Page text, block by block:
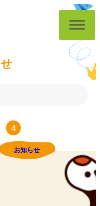
せ
4
お知らせ